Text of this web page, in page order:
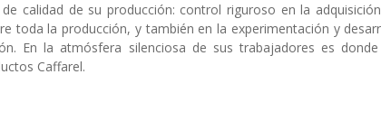
calidad de su producción: control riguroso en la
toda la producción, y también en la experimentación y
En la atmósfera silenciosa de sus trabajadores es
Caffarel.